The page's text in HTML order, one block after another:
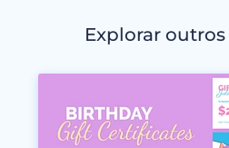
Explorar